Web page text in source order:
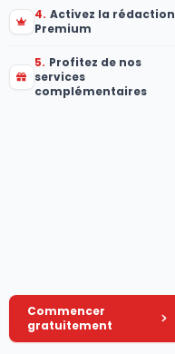
4. Activez la rédaction
Premium
5. Profitez de nos
services
complémentaires
Commencer
gratuitement